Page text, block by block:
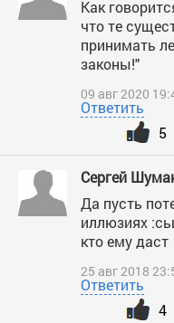
Как
что те
принимать
законы!"
09 авг 2020
Ответить
5
Сергей
Да пусть
иллюзиях
кто ему даст
25 авг 2018
Ответить
4